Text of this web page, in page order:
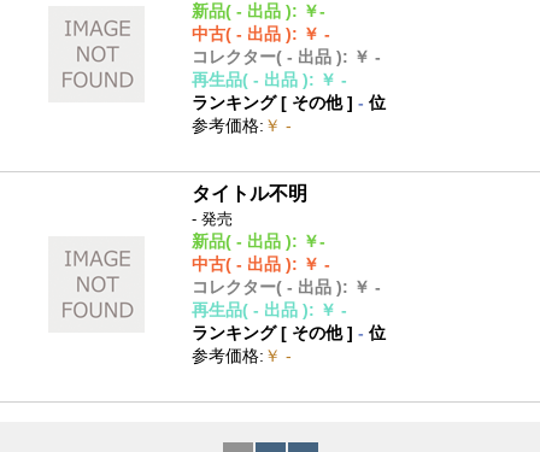
新品( - 出品 ): ￥-
中古( - 出品 ): ￥ -
コレクター( - 出品 ): ￥ -
再生品( - 出品 ): ￥ -
ランキング [ その他]- 位
参考価格: ￥ -
タイトル不明
- 発売
新品( - 出品 ): ￥-
中古( - 出品 ): ￥ -
コレクター( - 出品 ): ￥ -
再生品( - 出品 ): ￥ -
ランキング [ その他]- 位
参考価格: ￥ -